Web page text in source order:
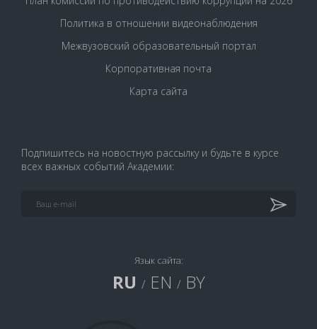
Политика в отношении видеонаблюдения
Межвузовский образовательный портал
Корпоративная почта
Карта сайта
Подпишитесь на новостную рассылку и будьте в курсе
всех важных событий Академии:
Язык сайта:
RU / EN / BY